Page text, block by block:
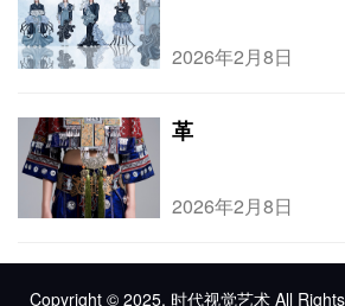
2026年2月8日
革
2026年2月8日
Copyright © 2025, 时代视觉艺术 All